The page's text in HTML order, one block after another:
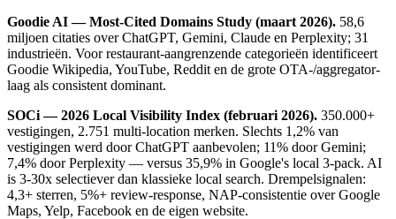
Goodie AI — Most-Cited Domains Study (maart 2026). 58,6
miljoen citaties over ChatGPT, Gemini, Claude en Perplexity; 31
industrieën. Voor restaurant-aangrenzende categorieën identificeert
Goodie Wikipedia, YouTube, Reddit en de grote OTA-/aggregator-
laag als consistent dominant.
SOCi — 2026 Local Visibility Index (februari 2026). 350.000+
vestigingen, 2.751 multi-location merken. Slechts 1,2% van
vestigingen werd door ChatGPT aanbevolen; 11% door Gemini;
7,4% door Perplexity — versus 35,9% in Google's local 3-pack. AI
is 3-30x selectiever dan klassieke local search. Drempelsignalen:
4,3+ sterren, 5%+ review-response, NAP-consistentie over Google
Maps, Yelp, Facebook en de eigen website.